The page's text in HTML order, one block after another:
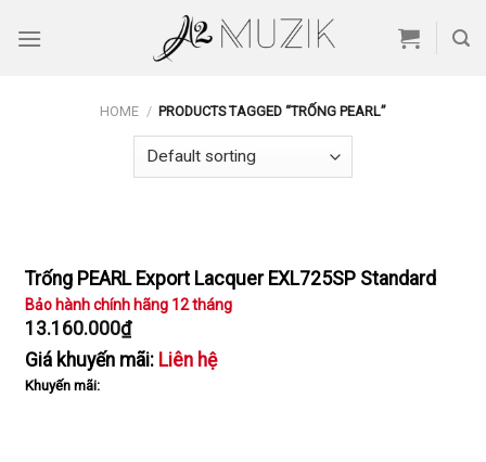
HOME / PRODUCTS TAGGED “TRỐNG PEARL”
Trống PEARL Export Lacquer EXL725SP Standard
Bảo hành chính hãng 12 tháng
13.160.000₫
Giá khuyến mãi: Liên hệ
Khuyến mãi: